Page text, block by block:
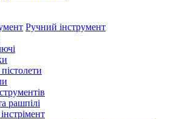
Ручний інструмент
рашпілі